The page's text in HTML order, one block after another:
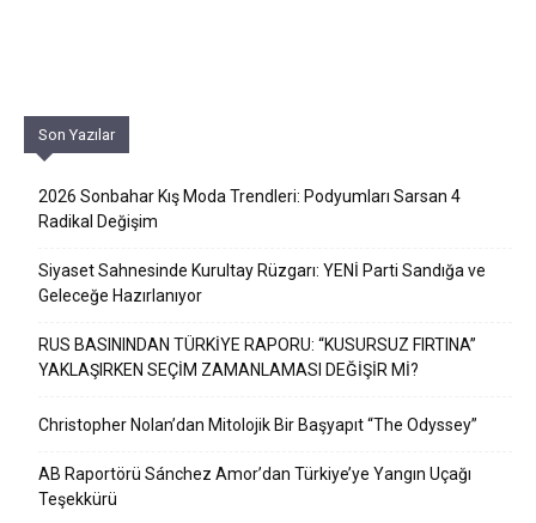
Son Yazılar
2026 Sonbahar Kış Moda Trendleri: Podyumları Sarsan 4
Radikal Değişim
Siyaset Sahnesinde Kurultay Rüzgarı: YENİ Parti Sandığa ve
Geleceğe Hazırlanıyor
RUS BASININDAN TÜRKİYE RAPORU: “KUSURSUZ FIRTINA”
YAKLAŞIRKEN SEÇİM ZAMANLAMASI DEĞİŞİR Mİ?
Christopher Nolan’dan Mitolojik Bir Başyapıt “The Odyssey”
AB Raportörü Sánchez Amor’dan Türkiye’ye Yangın Uçağı
Teşekkürü